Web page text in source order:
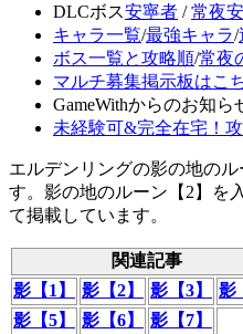
DLCボス安寧者 /常夜
キャラ一覧/最強キャラ/
ボス一覧と攻略順/常夜
マルチ募集掲示板はこ
GameWithからのお知ら
未経験可&完全在宅！
エルデンリングの影の地の
す。影の地のルーン【2】を
て掲載しています。
関連記事
影【1】
影【2】 影【3】
影
影【5】
影【6】
影【7】